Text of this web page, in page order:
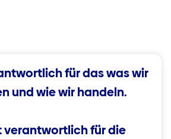
für das was wir
und wie wir handeln.
verantwortlich für die